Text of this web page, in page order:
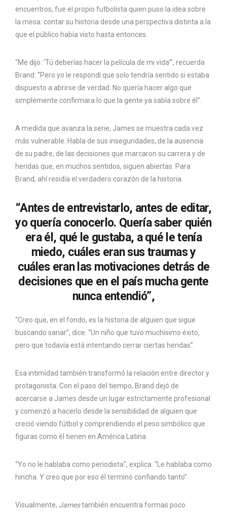
encuentros, fue el propio futbolista quien puso la idea sobre
la mesa: contar su historia desde una perspectiva distinta a la
que el público había visto hasta entonces.
“Me dijo: ‘Tú deberías hacer la película de mi vida’”, recuerda
Brand. “Pero yo le respondí que solo tendría sentido si estaba
dispuesto a abrirse de verdad. No quería hacer algo que
simplemente confirmara lo que la gente ya sabía sobre él”.
A medida que avanza la serie, James se muestra cada vez
más vulnerable. Habla de sus inseguridades, de la ausencia
de su padre, de las decisiones que marcaron su carrera y de
heridas que, en muchos sentidos, siguen abiertas. Para
Brand, ahí residía el verdadero corazón de la historia.
“Antes de entrevistarlo, antes de editar,
yo quería conocerlo. Quería saber quién
era él, qué le gustaba, a qué le tenía
miedo, cuáles eran sus traumas y
cuáles eran las motivaciones detrás de
decisiones que en el país mucha gente
nunca entendió”,
“Creo que, en el fondo, es la historia de alguien que sigue
buscando sanar”, dice. “Un niño que tuvo muchísimo éxito,
pero que todavía está intentando cerrar ciertas heridas”.
Esa intimidad también transformó la relación entre director y
protagonista. Con el paso del tiempo, Brand dejó de
acercarse a James desde un lugar estrictamente profesional
y comenzó a hacerlo desde la sensibilidad de alguien que
creció viendo fútbol y comprendiendo el peso simbólico que
figuras como él tienen en América Latina.
“Yo no le hablaba como periodista”, explica. “Le hablaba como
hincha. Y creo que por eso él terminó confiando tanto”.
Visualmente, Jamestambién encuentra formas poco